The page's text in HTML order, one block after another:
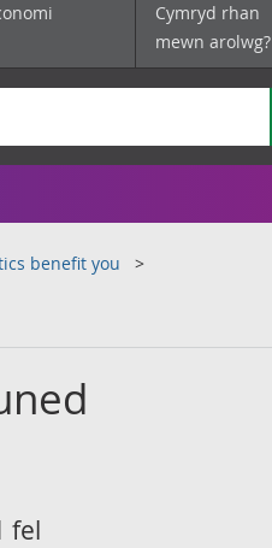
Cymryd rhan
mewn arolwg?
benefit you
fel